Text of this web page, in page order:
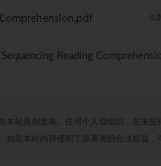
Reading
本站原创发布。任何个人或组织，在未征
若本站内容侵犯了原著者的合法权益，